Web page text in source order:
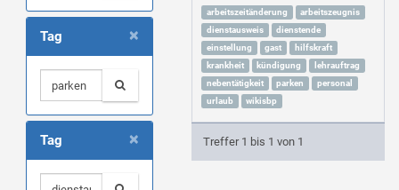
×
Tag
×
Tag
arbeitszeitänderung
arbeitszeugnis
dienstausweis
dienstende
einstellung
gast
hilfskraft
krankheit
kündigung
lehrauftrag
nebentätigkeit
parken
personal
urlaub
wikisbp
Treffer 1 bis 1 von 1